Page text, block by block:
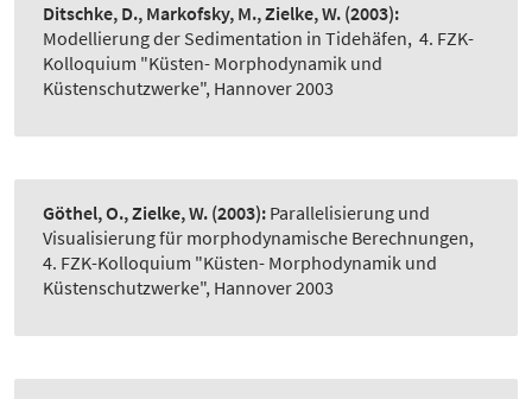
Ditschke, D., Markofsky, M., Zielke, W. (2003):
Modellierung der Sedimentation in Tidehäfen, 4. FZK-
Kolloquium "Küsten- Morphodynamik und
Küstenschutzwerke", Hannover 2003
Göthel, O., Zielke, W. (2003): Parallelisierung und
Visualisierung für morphodynamische Berechnungen,
4. FZK-Kolloquium "Küsten- Morphodynamik und
Küstenschutzwerke", Hannover 2003